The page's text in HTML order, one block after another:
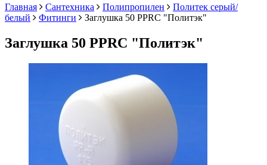
Главная
Сантехника Полипропилен
Политек серый/
белый
Фитинги Заглушка 50 PPRC "Политэк"
Заглушка 50 PPRC "Политэк"